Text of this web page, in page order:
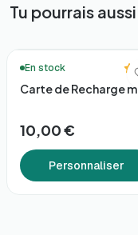
Tu pourrais
En stock
Carte de Recharge
10,00 €
Personnaliser